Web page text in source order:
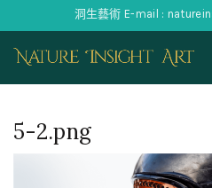
洞生藝術 E-mail :
5-2.png